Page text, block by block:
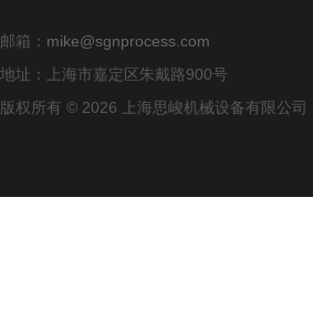
邮箱： mike@sgnprocess.com
地址：上海市嘉定区朱戴路900号
版权所有 © 2026 上海思峻机械设备有限公司